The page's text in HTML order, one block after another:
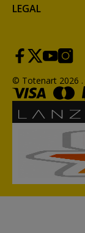
LEGAL
© Totenart 2026 .